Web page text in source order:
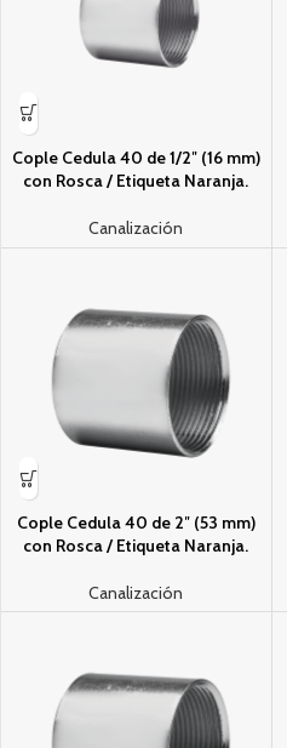
Cople Cedula 40 de 1/2″ (16 mm)
con Rosca / Etiqueta Naranja.
Canalización
Cople Cedula 40 de 2″ (53 mm)
con Rosca / Etiqueta Naranja.
Canalización